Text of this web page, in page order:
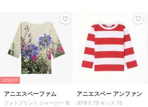
30%OFF
アニエスベーファム
フォトプリント ジャージー 長
アニエスベー アンファン
J019 E TS キッズ TS